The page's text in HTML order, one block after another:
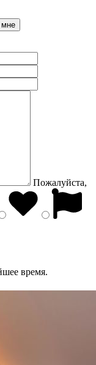
Пожалуйста,
время.